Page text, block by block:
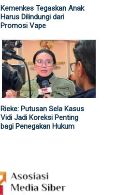
Kemenkes Tegaskan Anak
Harus Dilindungi dari
Promosi Vape
Rieke: Putusan Sela Kasus
Vidi Jadi Koreksi Penting
bagi Penegakan Hukum